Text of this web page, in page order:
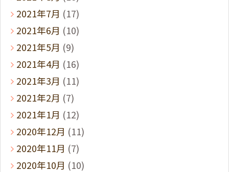
2021年7月 (17)
2021年6月 (10)
2021年5月 (9)
2021年4月 (16)
2021年3月 (11)
2021年2月 (7)
2021年1月 (12)
2020年12月 (11)
2020年11月 (7)
2020年10月 (10)